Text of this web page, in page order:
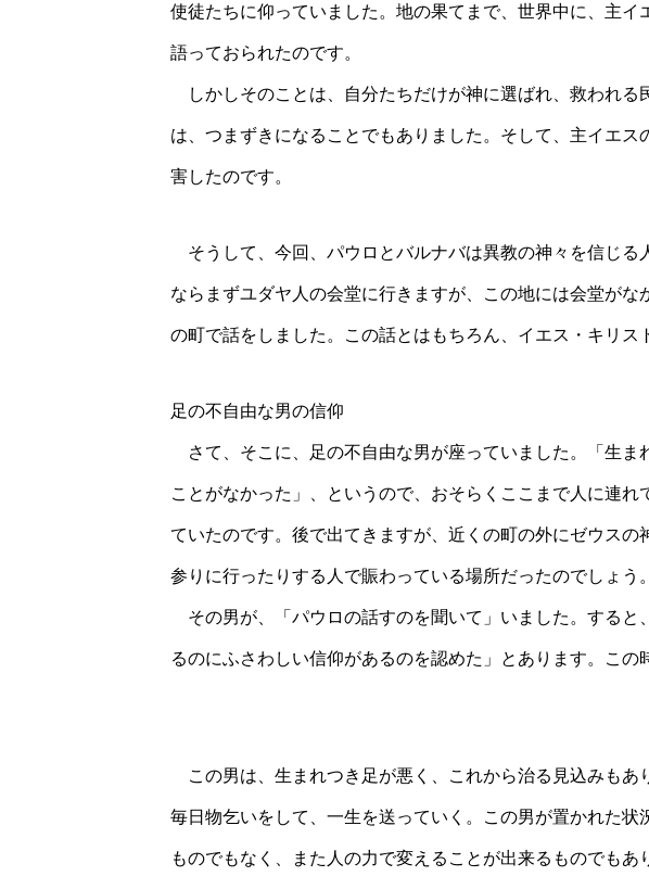
使徒たちに仰っていました。地の果てまで、世界中に、主イ
語っておられたのです。
しかしそのことは、自分たちだけが神に選ばれ、救われる
は、つまずきになることでもありました。そして、主イエス
害したのです。
そうして、今回、パウロとバルナバは異教の神々を信じる
ならまずユダヤ人の会堂に行きますが、この地には会堂がな
の町で話をしました。この話とはもちろん、イエス・キリス
足の不自由な男の信仰
さて、そこに、足の不自由な男が座っていました。「生ま
ことがなかった」、というので、おそらくここまで人に連れ
ていたのです。後で出てきますが、近くの町の外にゼウスの
参りに行ったりする人で賑わっている場所だったのでしょ
その男が、「パウロの話すのを聞いて」いました。すると
るのにふさわしい信仰があるのを認めた」とあります。この
この男は、生まれつき足が悪く、これから治る見込みもあ
毎日物乞いをして、一生を送っていく。この男が置かれた状
ものでもなく、また人の力で変えることが出来るものでもあ